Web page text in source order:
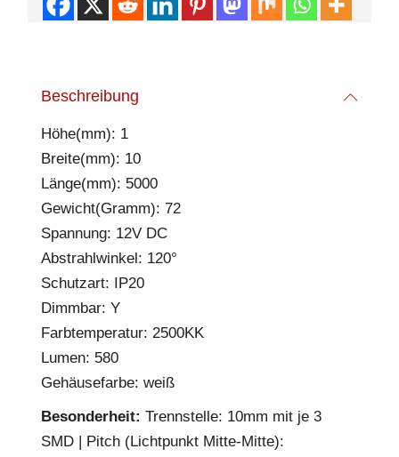
Beschreibung
Höhe(mm): 1
Breite(mm): 10
Länge(mm): 5000
Gewicht(Gramm): 72
Spannung: 12V DC
Abstrahlwinkel: 120°
Schutzart: IP20
Dimmbar: Y
Farbtemperatur: 2500KK
Lumen: 580
Gehäusefarbe: weiß
Besonderheit: Trennstelle: 10mm mit je 3
SMD | Pitch (Lichtpunkt Mitte-Mitte):